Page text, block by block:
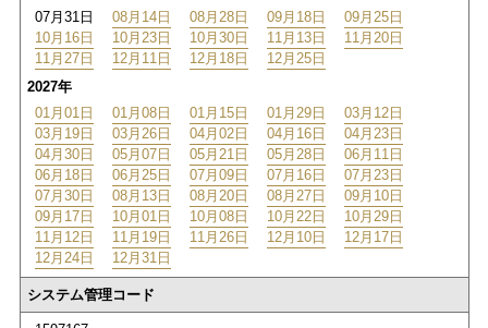
07月31日
08月14日 08月28日 09月18日
09月25日
10月16日
10月23日 10月30日 11月13日
11月20日
11月27日
12月11日 12月18日
12月25日
2027年
01月01日
01月08日 01月15日 01月29日
03月12日
03月19日
03月26日 04月02日 04月16日
04月23日
04月30日
05月07日 05月21日 05月28日
06月11日
06月18日
06月25日 07月09日 07月16日
07月23日
07月30日
08月13日 08月20日 08月27日
09月10日
09月17日
10月01日 10月08日 10月22日
10月29日
11月12日
11月19日 11月26日 12月10日
12月17日
12月24日
12月31日
システム管理コード